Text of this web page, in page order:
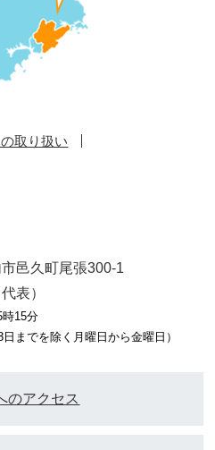
取り扱い
邑久町尾張300-1
表）
15分
までを除く月曜日から金曜日）
のアクセス